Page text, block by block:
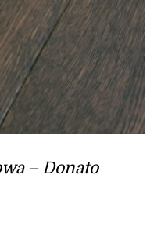
– Donato